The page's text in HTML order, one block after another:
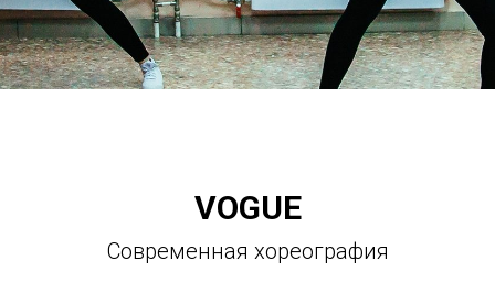
VOGUE
Современная хореография